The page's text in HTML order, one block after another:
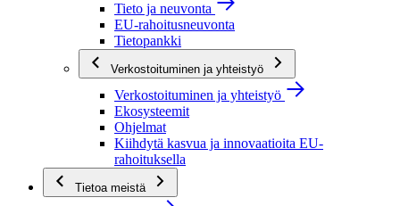
Tieto ja neuvonta
EU-rahoitusneuvonta
Tietopankki
Verkostoituminen ja yhteistyö
Verkostoituminen ja yhteistyö
Ekosysteemit
Ohjelmat
Kiihdytä kasvua ja innovaatioita EU-
rahoituksella
Tietoa meistä